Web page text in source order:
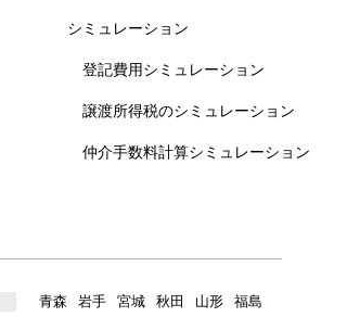
シミュレーション
登記費用シミュレーション
譲渡所得税のシミュレーション
仲介手数料計算シミュレーション
青森 岩手 宮城 秋田 山形 福島